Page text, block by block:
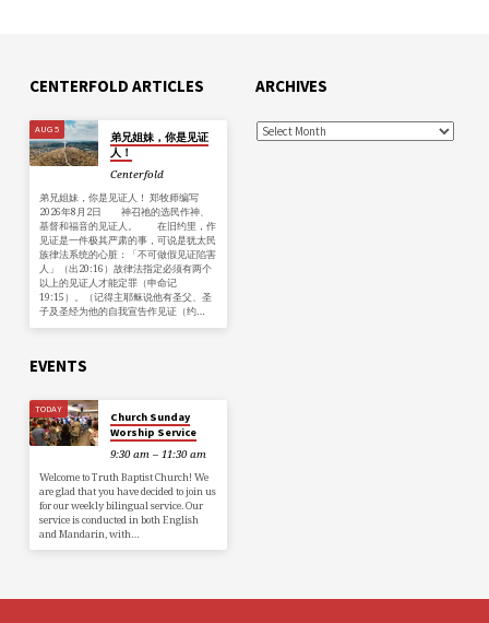
CENTERFOLD ARTICLES
AUG 5
弟兄姐妹，你是见证
人！
Centerfold
弟兄姐妹，你是见证人！ 郑牧师编写
2026年8月2日 神召祂的选民作神、
基督和福音的见证人。 在旧约里，作
见证是一件极其严肃的事，可说是犹太民
族律法系统的心脏：「不可做假见证陷害
人」（出20:16）故律法指定必须有两个
以上的见证人才能定罪（申命记
19:15）。（记得主耶稣说他有圣父、圣
子及圣经为他的自我宣告作见证（约…
ARCHIVES
EVENTS
TODAY
Church Sunday
Worship Service
9:30 am – 11:30 am
Welcome to Truth Baptist Church! We
are glad that you have decided to join us
for our weekly bilingual service. Our
service is conducted in both English
and Mandarin, with…